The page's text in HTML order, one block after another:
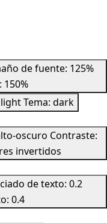
de fuente: 125%
150%
lightTema: dark
oscuro Contraste:
invertidos
de texto: 0.2
0.4